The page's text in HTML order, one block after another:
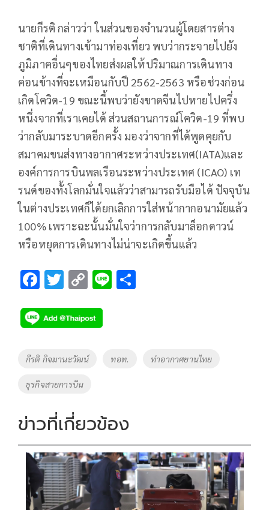
นายกีรติ กล่าวว่า ในส่วนของจำนวนผู้โดยสารต่าง
ชาติที่เดินทางเข้ามาท่องเที่ยว พบว่ากระจายไปยัง
ภูมิภาคอื่นๆของไทยส่งผลให้ปริมาณการเดินทาง
ค่อนข้างที่จะเหมือนกับปี 2562-2563 หรือช่วงก่อน
เกิดโควิด-19 ขณะนี้พบว่ายังขาดจีนไปหายไปครึ่ง
หนึ่งจากที่เราเคยได้ ส่วนสถานการณ์โควิด-19 ที่พบ
ว่ากลับมาระบาดอีกครั้ง มองว่าจากที่ได้พูดคุยกับ
สมาคมขนส่งทางอากาศระหว่างประเทศ(IATA)และ
องค์การการบินพลเรือนระหว่างประเทศ (ICAO) เท
รนด์ของทั้งโลกมั่นใจแล้วว่าสามารถรับมือได้ ปัจจุบัน
ในต่างประเทศก็ได้ยกเลิกการใส่หน้ากากอนามัยแล้ว
100% เพราะฉะนั้นมั่นใจว่าการกลับมาล็อกดาวน์
หรือหยุดการเดินทางไม่น่าจะเกิดขึ้นแล้ว
F
e
b
o
o
k
T
tt
er
C
p
y
Li
Li
Tags
กีรติ กิจมานะวัฒน์ ทอท. ท่าอากาศยานไทย
ธุรกิจสายการบิน
ข่าวที่เกี่ยวข้อง